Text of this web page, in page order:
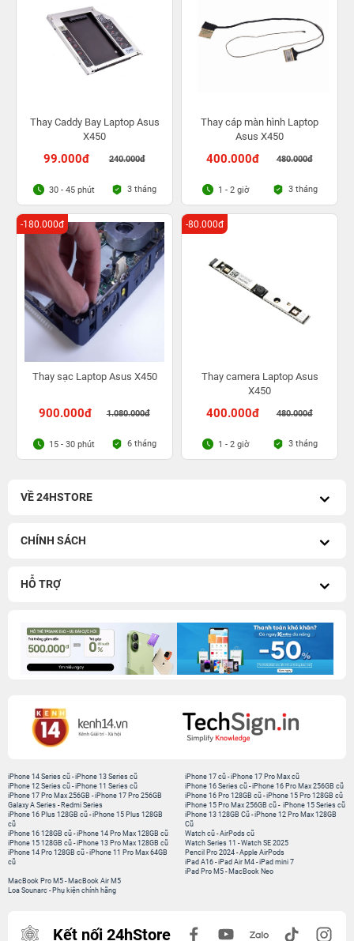
Thay Caddy Bay Laptop Asus
X450
99.000đ 240.000đ
30 - 45 phút 3 tháng
Thay cáp màn hình Laptop
Asus X450
400.000đ 480.000đ
1 - 2 giờ 3 tháng
Thay sạc Laptop Asus X450
900.000đ 1.080.000đ
-180.000đ
15 - 30 phút 6 tháng
Thay camera Laptop Asus
X450
400.000đ 480.000đ
-80.000đ
1 - 2 giờ 3 tháng
VỀ 24HSTORE
CHÍNH SÁCH
HỖ TRỢ
iPhone 14 Series cũ -iPhone 13 Series cũ
iPhone 12 Series cũ -iPhone 11 Series cũ
iPhone 17 Pro Max 256GB -iPhone 17 Pro 256GB
Galaxy A Series - Redmi Series
iPhone 17 cũ -iPhone 17 Pro Max cũ
iPhone 16 Series cũ - iPhone 16 Pro Max 256GB cũ
iPhone 16 Pro 128GB cũ -iPhone 15 Pro 128GB cũ
iPhone 15 Pro Max 256GB cũ - iPhone 15 Series cũ
iPhone 16 Plus 128GB cũ -iPhone 15 Plus 128GB
cũ
iPhone 16 128GB cũ -iPhone 14 Pro Max 128GB cũ
iPhone 15 128GB cũ -iPhone 13 Pro Max 128GB cũ
iPhone 14 Pro 128GB cũ -iPhone 11 Pro Max 64GB
cũ
iPhone 13 128GB Cũ -iPhone 12 Pro Max 128GB
Cũ
Watch cũ -AirPods cũ
Watch Series 11 -Watch SE 2025
Pencil Pro 2024 -Apple AirPods
iPad A16 -iPad Air M4 -iPad mini 7
iPad Pro M5 - MacBook Neo
MacBook Pro M5 - MacBook Air M5
Loa Sounarc - Phụ kiện chính hãng
Kết nối 24hStore